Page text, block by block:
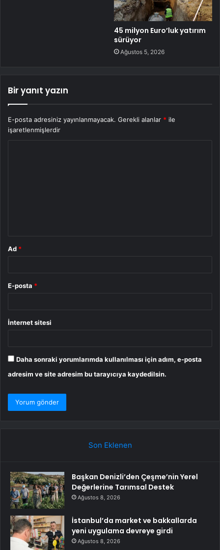
45 milyon Euro’luk yatırım
sürüyor
Ağustos 5, 2026
Bir yanıt yazın
E-posta adresiniz yayınlanmayacak. Gerekli alanlar * ile
işaretlenmişlerdir
Ad *
E-posta *
İnternet sitesi
Daha sonraki yorumlarımda kullanılması için adım, e-posta
adresim ve site adresim bu tarayıcıya kaydedilsin.
Son Eklenen
Başkan Denizli’den Çeşme’nin Yerel
Değerlerine Tarımsal Destek
Ağustos 8, 2026
İstanbul’da market ve bakkallarda
yeni uygulama devreye girdi
Ağustos 8, 2026